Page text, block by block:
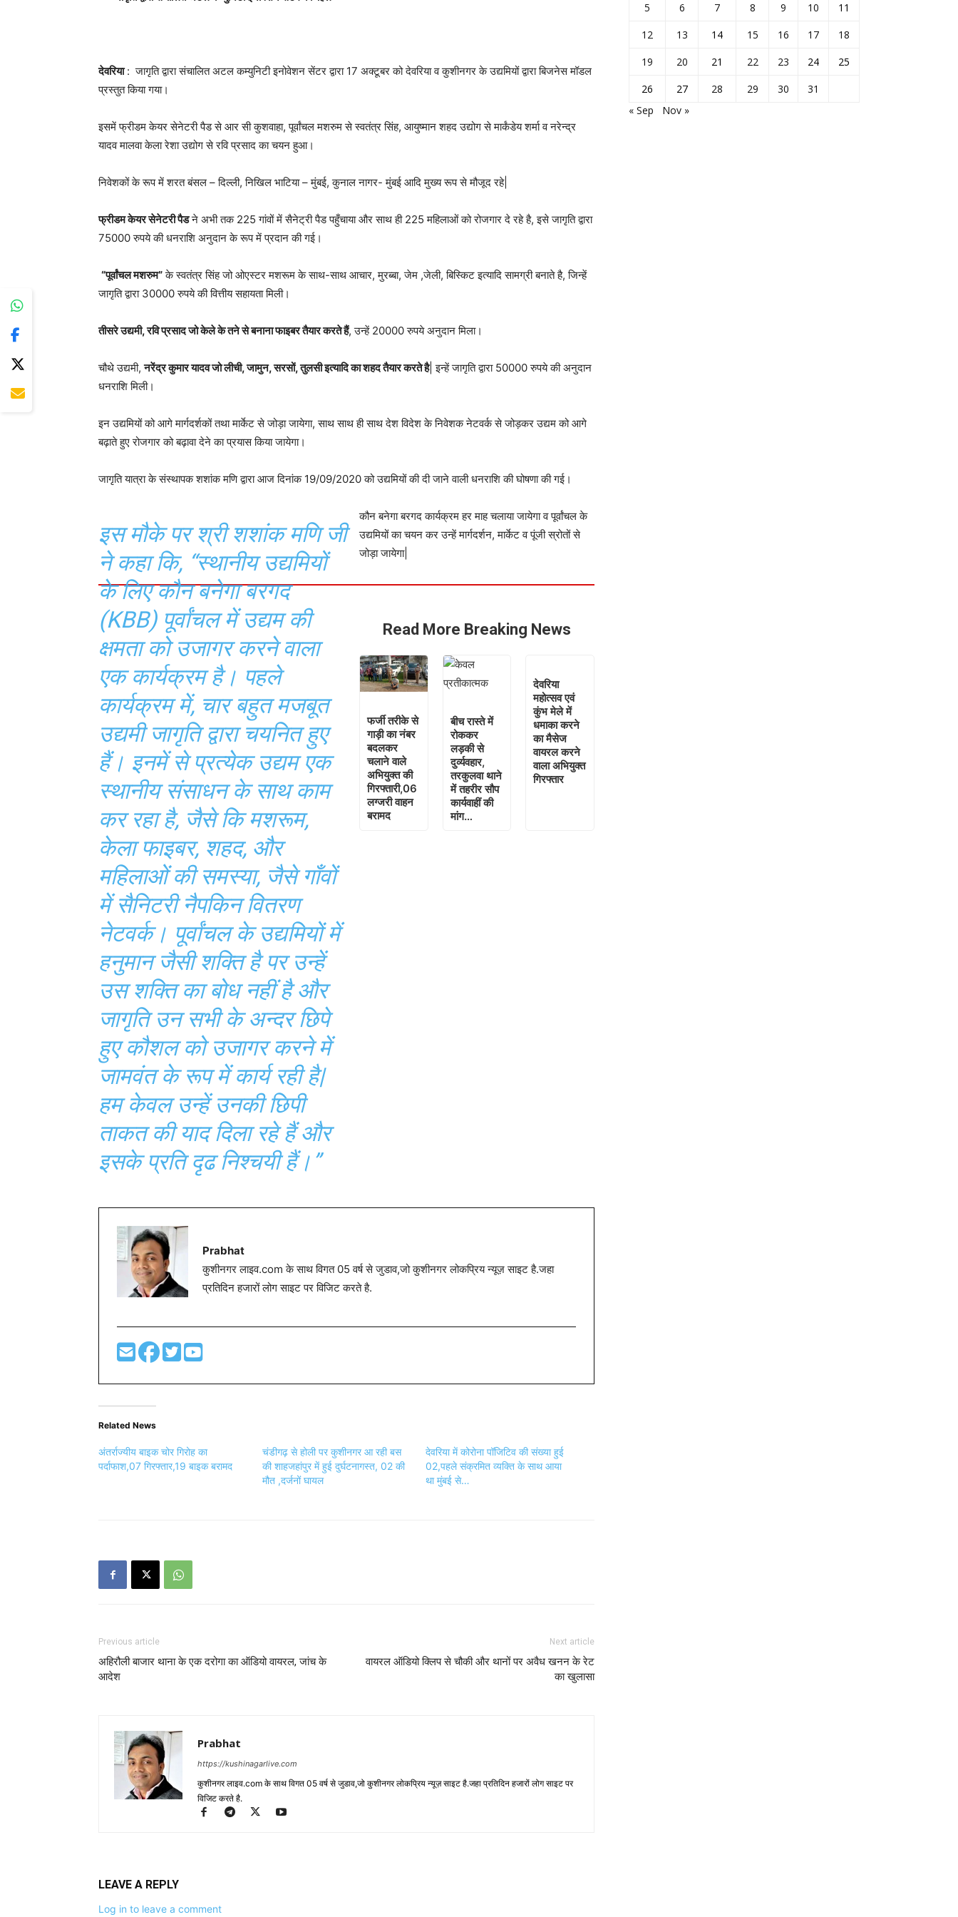
देवरिया: जागृति द्वारा संचालित अटल कम्युनिटी इनोवेशन सेंटर द्वारा 17 अक्टूबर को देवरिया व कुशीनगर के उद्यमियों द्वारा बिजनेस मॉडल
प्रस्तुत किया गया।
इसमें फ्रीडम केयर सेनेटरी पैड से आर सी कुशवाहा, पूर्वांचल मशरुम से स्वतंत्र सिंह, आयुष्मान शहद उद्योग से मार्कंडेय शर्मा व नरेन्द्र
यादव मालवा केला रेशा उद्योग से रवि प्रसाद का चयन हुआ।
निवेशकों के रूप में शरत बंसल – दिल्ली, निखिल भाटिया – मुंबई, कुनाल नागर- मुंबई आदि मुख्य रूप से मौजूद रहे|
फ्रीडम केयर सेनेटरी पैडने अभी तक 225 गांवों में सैनेट्री पैड पहुँचाया और साथ ही 225 महिलाओं को रोजगार दे रहे है, इसे जागृति द्वारा
75000 रुपये की धनराशि अनुदान के रूप में प्रदान की गई।
“पूर्वांचल मशरुम”के स्वतंत्र सिंह जो ओएस्टर मशरूम के साथ-साथ आचार, मुरब्बा, जेम ,जेली, बिस्किट इत्यादि सामग्री बनाते है, जिन्हें
जागृति द्वारा 30000 रुपये की वित्तीय सहायता मिली।
तीसरे उद्यमी, रवि प्रसाद जो केले के तने से बनाना फाइबर तैयार करते हैं, उन्हें 20000 रुपये अनुदान मिला।
चौथे उद्यमी,नरेंद्र कुमार यादव जो लीची, जामुन, सरसों, तुलसी इत्यादि का शहद तैयार करते है| इन्हें जागृति द्वारा 50000 रुपये की अनुदान
धनराशि मिली।
इन उद्यमियों को आगे मार्गदर्शकों तथा मार्केट से जोड़ा जायेगा, साथ साथ ही साथ देश विदेश के निवेशक नेटवर्क से जोड़कर उद्यम को आगे
बढ़ाते हुए रोजगार को बढ़ावा देने का प्रयास किया जायेगा।
जागृति यात्रा के संस्थापक शशांक मणि द्वारा आज दिनांक 19/09/2020 को उद्यमियों की दी जाने वाली धनराशि की घोषणा की गई।
इस मौके पर श्री शशांक मणि जी
ने कहा कि, “स्थानीय उद्यमियों
के लिए कौन बनेगा बरगद
(KBB) पूर्वांचल में उद्यम की
क्षमता को उजागर करने वाला
एक कार्यक्रम है। पहले
कार्यक्रम में, चार बहुत मजबूत
उद्यमी जागृति द्वारा चयनित हुए
हैं। इनमें से प्रत्येक उद्यम एक
स्थानीय संसाधन के साथ काम
कर रहा है, जैसे कि मशरूम,
केला फाइबर, शहद, और
महिलाओं की समस्या, जैसे गाँवों
में सैनिटरी नैपकिन वितरण
नेटवर्क। पूर्वांचल के उद्यमियों में
हनुमान जैसी शक्ति है पर उन्हें
उस शक्ति का बोध नहीं है और
जागृति उन सभी के अन्दर छिपे
हुए कौशल को उजागर करने में
जामवंत के रूप में कार्य रही है|
हम केवल उन्हें उनकी छिपी
ताकत की याद दिला रहे हैं और
इसके प्रति दृढ निश्चयी हैं।”
कौन बनेगा बरगद कार्यक्रम हर माह चलाया जायेगा व पूर्वांचल के
उद्यमियों का चयन कर उन्हें मार्गदर्शन, मार्केट व पूंजी स्रोतों से
जोड़ा जायेगा|
Read More Breaking News
फर्जी तरीके से
गाड़ी का नंबर
बदलकर
चलाने वाले
अभियुक्त की
गिरफ्तारी,06
लग्जरी वाहन
बरामद
बीच रास्ते में
रोककर
लड़की से
दुर्व्यवहार,
तरकुलवा थाने
में तहरीर सौप
कार्यवाहीं की
मांग…
देवरिया
महोत्सव एवं
कुंभ मेले में
धमाका करने
का मैसेज
वायरल करने
वाला अभियुक्त
गिरफ्तार
Prabhat
कुशीनगर लाइव.com के साथ विगत 05 वर्ष से जुडाव,जो कुशीनगर लोकप्रिय न्यूज़ साइट है.जहा
प्रतिदिन हजारों लोग साइट पर विजिट करते है.
Related News
अंतर्राज्यीय बाइक चोर गिरोह का
पर्दाफाश,07 गिरफ्तार,19 बाइक बरामद
चंडीगढ़ से होली पर कुशीनगर आ रही बस
की शाहजहांपुर में हुई दुर्घटनागस्त, 02 की
मौत ,दर्जनों घायल
देवरिया में कोरोना पॉजिटिव की संख्या हुई
02,पहले संक्रमित व्यक्ति के साथ आया
था मुंबई से…
Previous article
अहिरौली बाजार थाना के एक दरोगा का ऑडियो वायरल, जांच के
आदेश
Next article
वायरल ऑडियो क्लिप से चौकी और थानों पर अवैध खनन के रेट
का खुलासा
Prabhat
https://kushinagarlive.com
कुशीनगर लाइव.com के साथ विगत 05 वर्ष से जुडाव,जो कुशीनगर लोकप्रिय न्यूज़ साइट है.जहा प्रतिदिन हजारों लोग साइट पर
विजिट करते है.
LEAVE A REPLY
Log in to leave a comment
5 6 7 8 9 10
11
12
13 14 15 16 17
18
19
20 21 22 23 24
25
26
27 28 29 30
31
« Sep
Nov »